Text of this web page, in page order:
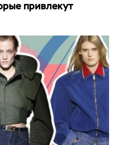
привлекут